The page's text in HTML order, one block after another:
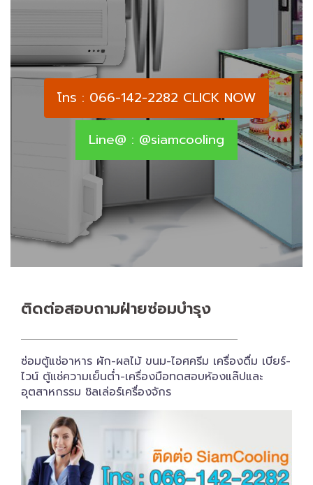
โทร : 066-142-2282 CLICK NOW
Line@ : @siamcooling
ติดต่อสอบถาม​ฝ่ายซ่อมบำรุง
ซ่อมตู้แช่อาหาร ผัก-ผลไม้ ขนม-ไอศครีม เครื่องดื่ม เบียร์-
ไวน์ ตู้แช่ความเย็นต่ำ-เครื่องมือทดสอบห้องแล๊ปและ
อุตสาหกรรม ชิลเล่อร์เครื่อง​จักร